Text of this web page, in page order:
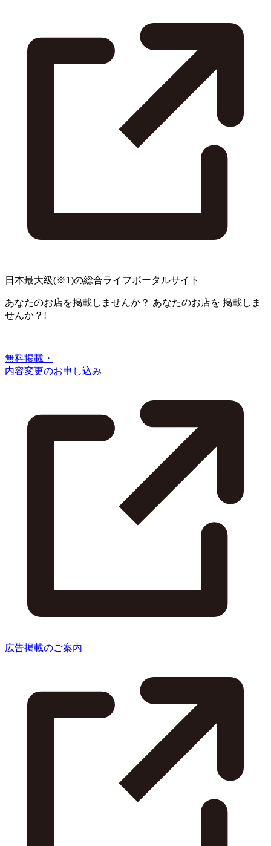
日本最大級(※1)の総合ライフポータルサイト
あなたのお店を掲載しませんか？ あなたのお店を 掲載しま
せんか？!
無料掲載・
内容変更のお申し込み
広告掲載のご案内